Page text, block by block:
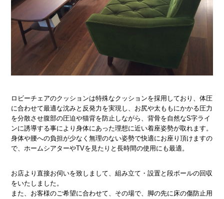
ロビーチェアのクッションは特殊なクッションを採用しており、体圧
に合わせて最適な沈みと反発力を実現し、お尻や太ももにかかる圧力
を分散させ腹部の圧迫や猫背を防止しながら、背骨を自然なS字ライ
ンに誘導する事により身体にあった理想に近い着座姿勢が取れます。
身体や腰への負担が少なく無理のない姿勢で快適にお座り頂けますの
で、ホームシアターやTVを見たりと長時間の使用にも最適。
お店より直接お伺いを致しまして、組み立て・設置と段ボールの回収
をいたしました。
また、お客様のご希望に合わせて、その場で、脚の先に床の傷防止用